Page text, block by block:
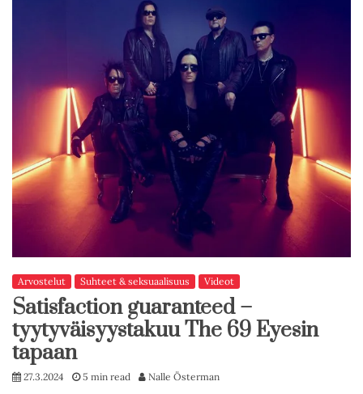
Arvostelut Suhteet & seksuaalisuus Videot
Satisfaction guaranteed –
tyytyväisyystakuu The 69 Eyesin
tapaan
27.3.2024 5 min read Nalle Österman